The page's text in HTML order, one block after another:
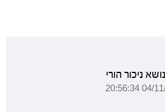
ניכור הורי